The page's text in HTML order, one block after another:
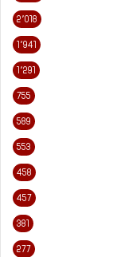
2٬018
1٬941
1٬291
755
589
553
458
457
381
277